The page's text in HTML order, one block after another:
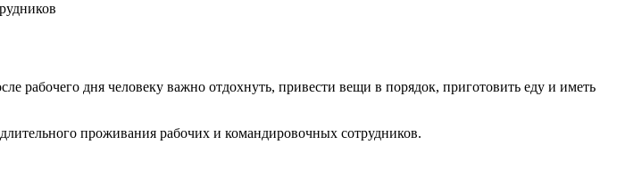
рабочего дня человеку важно отдохнуть, привести вещи в порядок, приготовить еду и иметь
проживания рабочих и командировочных сотрудников.